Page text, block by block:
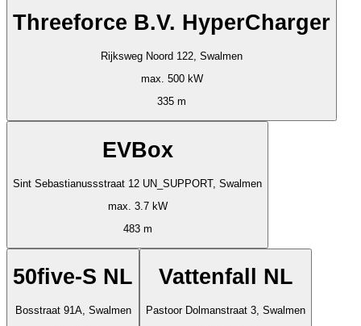
Threeforce B.V. HyperCharger
Rijksweg Noord 122, Swalmen
max. 500 kW
335 m
EVBox
Sint Sebastianussstraat 12 UN_SUPPORT, Swalmen
max. 3.7 kW
483 m
50five-S NL
Bosstraat 91A, Swalmen
Vattenfall NL
Pastoor Dolmanstraat 3, Swalmen